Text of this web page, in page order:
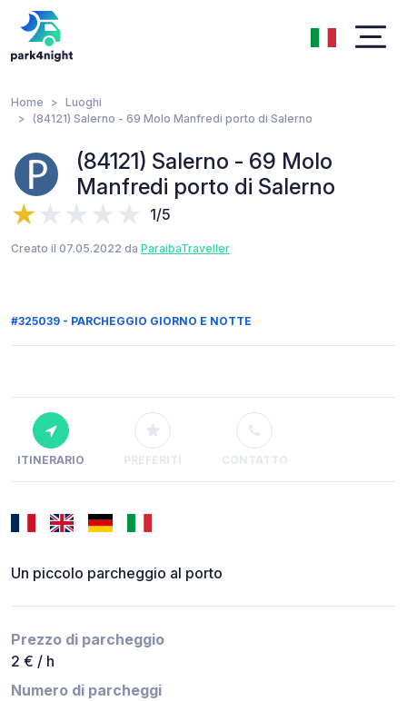
Home
Luoghi
(84121) Salerno - 69 Molo Manfredi porto di Salerno
(84121) Salerno - 69 Molo
Manfredi porto di Salerno
1/5
Creato il 07.05.2022 da ParaibaTraveller
#325039 - PARCHEGGIO GIORNO E NOTTE
ITINERARIO PREFERITI CONTATTO
Un piccolo parcheggio al porto
Prezzo di parcheggio
2 € / h
Numero di parcheggi